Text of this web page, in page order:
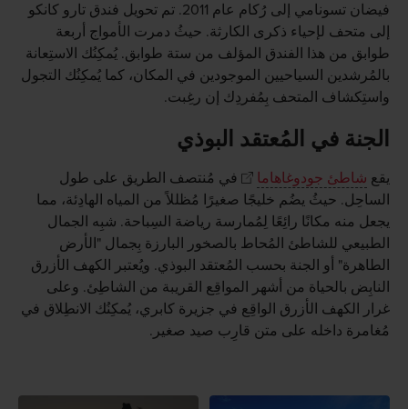
فيضان تسونامي إلى رُكام عام 2011. تم تحويل فندق تارو كانكو
إلى متحف لإحياء ذكرى الكارثة. حيثُ دمرت الأمواج أربعة
طوابق من هذا الفندق المؤلف من ستة طوابق. يُمكِنُك الاستِعانة
بالمُرشدين السياحيين الموجودين في المكان، كما يُمكِنُك التجول
واستِكشاف المتحف بِمُفردِك إن رغِبت.
الجنة في المُعتقد البوذي
يقع شاطئ جودوغاهاما
في مُنتصف الطريق على طول
الساحِل. حيثُ يضُم خليجًا صغيرًا مُظللاً من المياه الهادِئة، مما
يجعل منه مكانًا رائِعًا لِمُمارسة رياضة السِباحة. شبِه الجمال
الطبيعي للشاطئ المُحاط بالصخور البارزة بِجمال "الأرض
الطاهرة" أو الجنة بحسب المُعتقد البوذي. ويُعتبر الكهف الأزرق
النابِض بالحياة من أشهر المواقِع القريبة من الشاطِئ. وعلى
غرار الكهف الأزرق الواقِع في جزيرة كابري، يُمكِنُك الانطِلاق في
مُغامرة داخله على متن قارِب صيد صغير.